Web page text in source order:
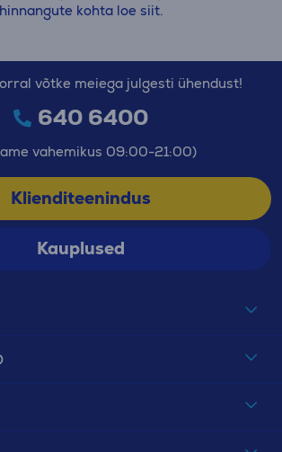
hinnangute kohta loe siit.
võtke meiega julgesti ühendust!
640 6400
vahemikus 09:00-21:00)
Klienditeenindus
Kauplused